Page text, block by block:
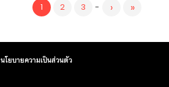
1 2 3 - › »
นโยบายความเป็นส่วนตัว